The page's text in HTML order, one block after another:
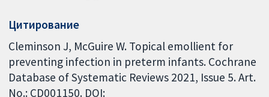
Цитирование
Cleminson J, McGuire W. Topical emollient for
preventing infection in preterm infants. Cochrane
Database of Systematic Reviews 2021, Issue 5. Art.
No.: CD001150. DOI: